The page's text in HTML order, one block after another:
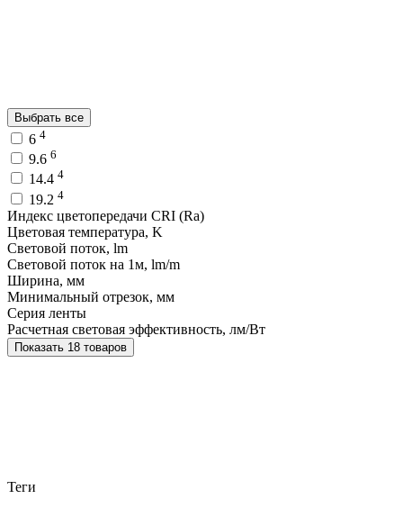
Выбрать все
6 4
9.6 6
14.4 4
19.2 4
Индекс цветопередачи CRI (Ra)
Цветовая температура, K
Световой поток, lm
Световой поток на 1м, lm/m
Ширина, мм
Минимальный отрезок, мм
Серия ленты
Расчетная световая эффективность, лм/Вт
Показать 18 товаров
Теги